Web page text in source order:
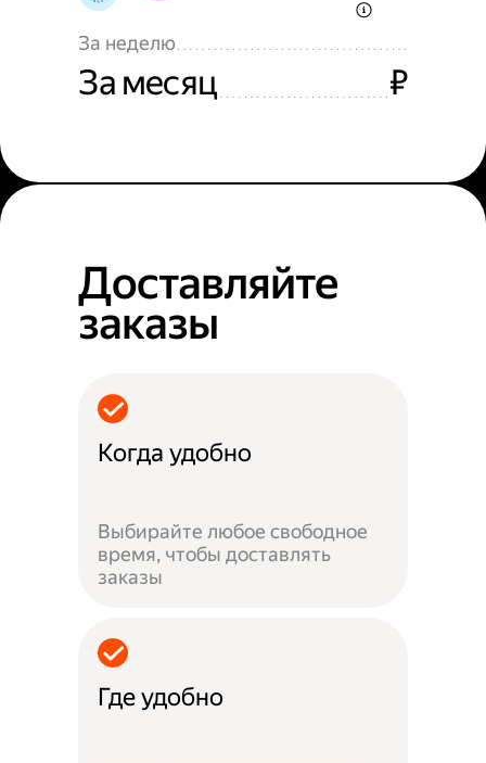
За неделю
За месяц ₽
Доставляйте
заказы
Когда удобно
Выбирайте любое свободное
время, чтобы доставлять
заказы
Где удобно